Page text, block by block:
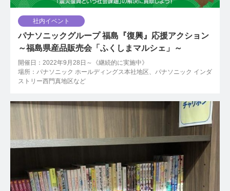
社内イベント
パナソニックグループ 福島『復興』応援アクション
～福島県産品販売会「ふくしまマルシェ」～
開催日：2022年9月28日～《継続的に実施中》
場所：パナソニック ホールディングス本社地区、パナソニック インダ
ストリー西門真地区など